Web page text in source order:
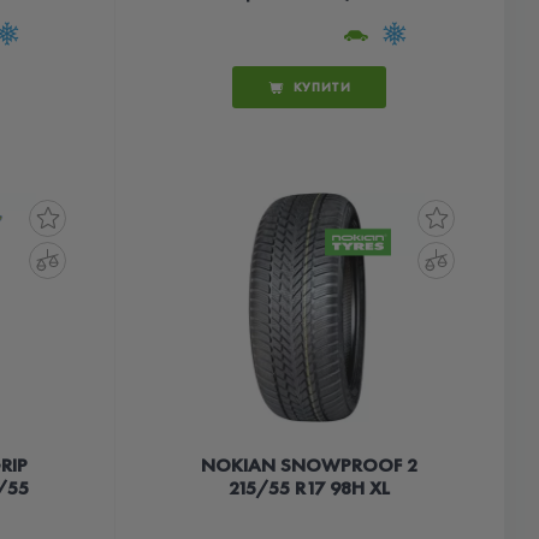
КУПИТИ
55
NOKIAN SNOWPROOF 2
215/55 R17 98H XL